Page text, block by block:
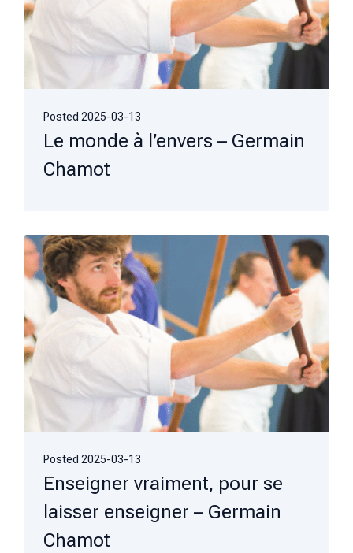
Posted 2025-03-13
Le monde à l’envers – Germain
Chamot
Posted 2025-03-13
Enseigner vraiment, pour se
laisser enseigner – Germain
Chamot